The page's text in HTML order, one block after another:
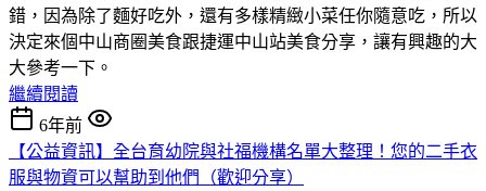
錯，因為除了麵好吃外，還有多樣精緻小菜任你隨意吃，所以
決定來個中山商圈美食跟捷運中山站美食分享，讓有興趣的大
大參考一下。
繼續閱讀
6年前
【公益資訊】全台育幼院與社福機構名單大整理！您的二手衣
服與物資可以幫助到他們（歡迎分享）